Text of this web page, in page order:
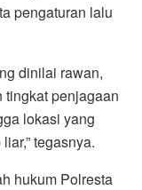
pengaturan lalu
dinilai rawan,
tingkat penjagaan
lokasi yang
tegasnya.
hukum Polresta